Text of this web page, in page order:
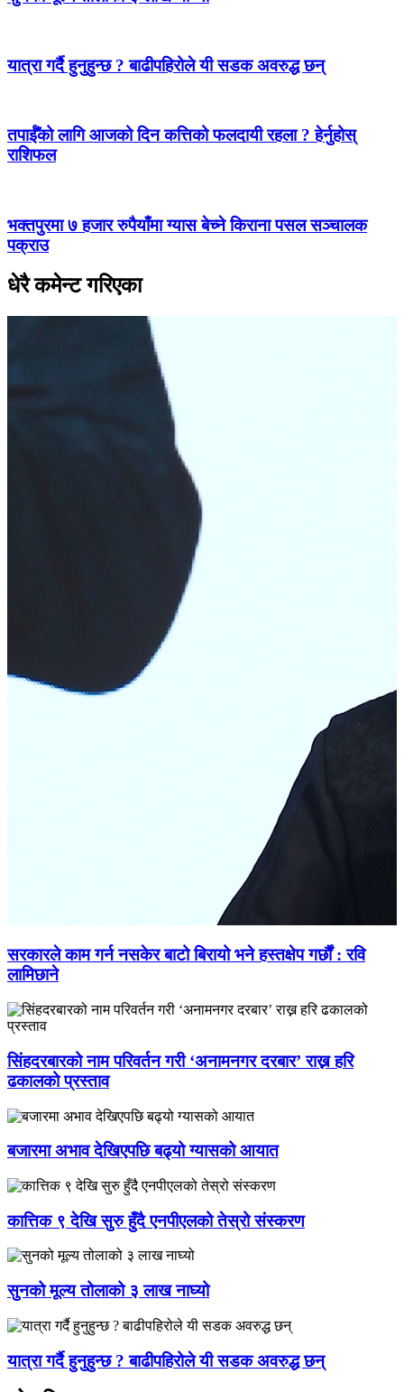
यात्रा गर्दै हुनुहुन्छ ? बाढीपहिरोले यी सडक अवरुद्ध छन्
तपाईँको लागि आजको दिन कत्तिको फलदायी रहला ? हेर्नुहोस्
राशिफल
भक्तपुरमा ७ हजार रुपैयाँमा ग्यास बेच्ने किराना पसल सञ्चालक
पक्राउ
धेरै कमेन्ट गरिएका
सरकारले काम गर्न नसकेर बाटो बिरायो भने हस्तक्षेप गर्छौं : रवि
लामिछाने
सिंहदरबारको नाम परिवर्तन गरी ‘अनामनगर दरबार’ राख्न हरि
ढकालको प्रस्ताव
बजारमा अभाव देखिएपछि बढ्यो ग्यासको आयात
कात्तिक ९ देखि सुरु हुँदै एनपीएलको तेस्रो संस्करण
सुनको मूल्य तोलाको ३ लाख नाघ्यो
यात्रा गर्दै हुनुहुन्छ ? बाढीपहिरोले यी सडक अवरुद्ध छन्